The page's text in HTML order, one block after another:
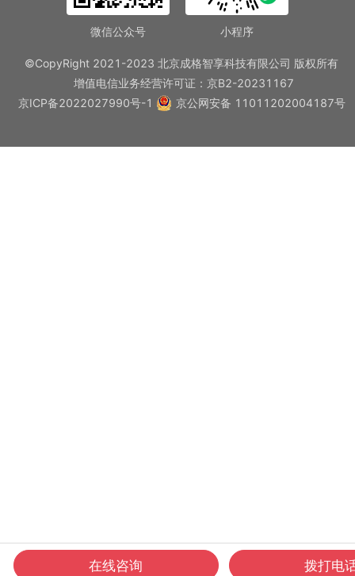
微信公众号 小程序
©CopyRight 2021-2023 北京成格智享科技有限公司 版权所有
增值电信业务经营许可证：京B2-20231167
京ICP备2022027990号-1
京公网安备 11011202004187号
在线咨询 拨打电